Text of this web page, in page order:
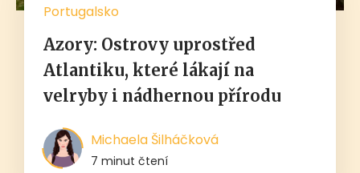
Portugalsko
Azory: Ostrovy uprostřed
Atlantiku, které lákají na
velryby i nádhernou přírodu
Michaela Šilháčková
7 minut čtení